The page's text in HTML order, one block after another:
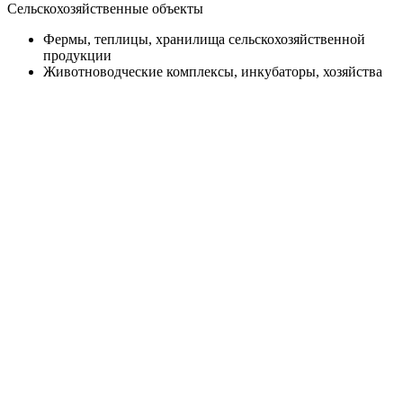
Сельскохозяйственные объекты
Фермы, теплицы, хранилища сельскохозяйственной
продукции
Животноводческие комплексы, инкубаторы, хозяйства